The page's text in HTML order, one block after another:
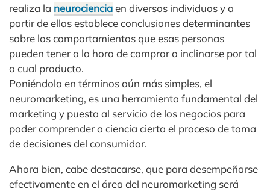
realiza la neurocienciaen diversos individuos y a
partir de ellas establece conclusiones determinantes
sobre los comportamientos que esas personas
pueden tener a la hora de comprar o inclinarse por tal
o cual producto.
Poniéndolo en términos aún más simples, el
neuromarketing, es una herramienta fundamental del
marketing y puesta al servicio de los negocios para
poder comprender a ciencia cierta el proceso de toma
de decisiones del consumidor.
Ahora bien, cabe destacarse, que para desempeñarse
efectivamente en el área del neuromarketing será